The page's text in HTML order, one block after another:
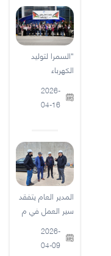
"السمرا لتوليد
الكهرباء
2026-
04-16
المدير العام يتفقد
سير العمل في م
2026-
04-09